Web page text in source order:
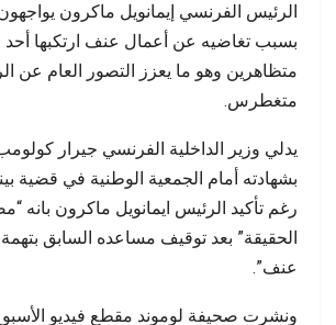
الرئيس الفرنسي إيمانويل ماكرون يواجهون
بسبب تغاضيه عن أعمال عنف ارتكبها أحد
متظاهرين وهو ما يعزز التصور العام عن
متغطرس.
يدلي وزير الداخلية الفرنسي جيرار
بشهادته أمام الجمعية الوطنية في قضية
رغم تأكيد الرئيس ايمانويل ماكرون
الحقيقة” بعد توقيف مساعده السابق
عنف”.
ونشرت صحيفة لوموند مقطع فيديو